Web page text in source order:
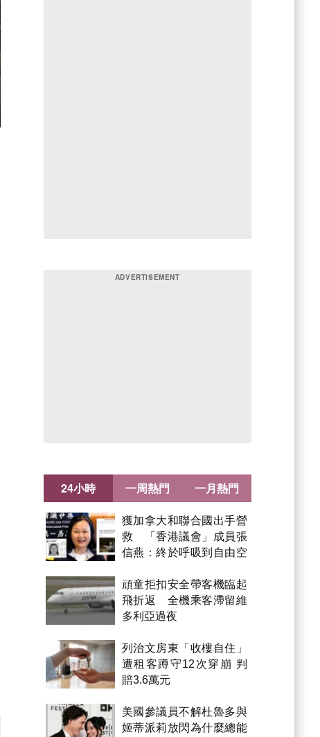
24小時
獲加拿大和聯合國出手營
救 「香港議會」成員張
信燕：終於呼吸到自由空
頑童拒扣安全帶客機臨起
飛折返 全機乘客滯留維
多利亞過夜
列治文房東「收樓自住」
遭租客蹲守12次穿崩 判
賠3.6萬元
美國參議員不解杜魯多與
姬蒂派莉放閃為什麼總能
一周熱門 一月熱門